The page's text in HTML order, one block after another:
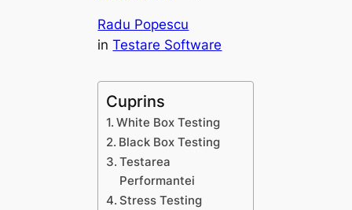
Radu Popescu
inTestare Software
Cuprins
White Box Testing
Black Box Testing
Testarea
Performantei
Stress Testing